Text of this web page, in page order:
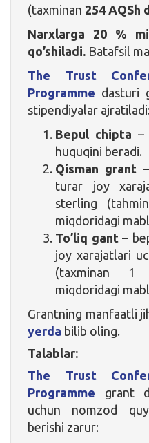
(taxminan 254 AQSh
Narxlarga 20 %
qo’shiladi. Batafsil
The Trust
Programme dasturi
stipendiyalar ajratiladi:
Bepul chipta –
huquqini beradi.
Qisman grant
turar joy
sterling
miqdoridagi
To’liq gant –
joy xarajatlari
(taxminan 1
miqdoridagi
Grantning manfaatli
yerda bilib oling.
Talablar:
The Trust
Programme grant
uchun nomzod
berishi zarur: